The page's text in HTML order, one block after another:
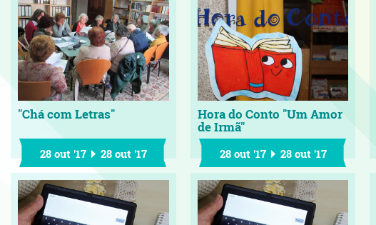
"Chá com Letras"
28 out '17 28 out '17
Hora do Conto "Um Amor
de Irmã"
28 out '17 28 out '17